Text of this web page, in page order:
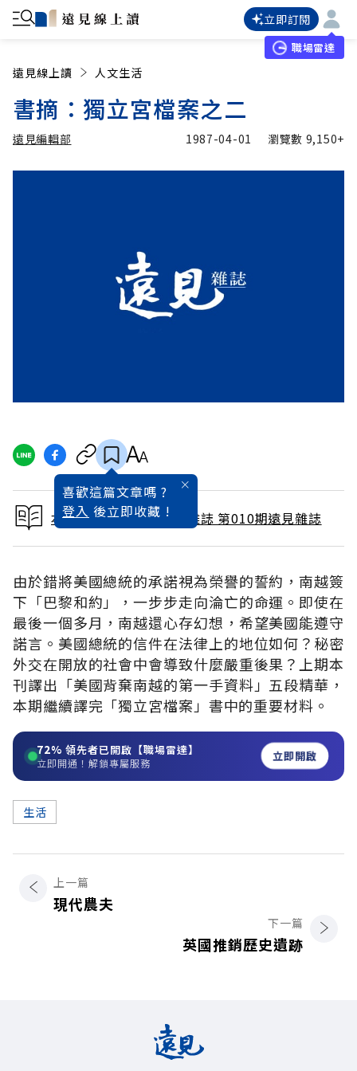
立即訂閱
職場雷達
遠見線上讀 人文生活
書摘：獨立宮檔案之二
遠見編輯部 1987-04-01 瀏覽數 9,150+
喜歡這篇文章嗎 ?
登入 後立即收藏 !
本文出自 1987 / 4月號雜誌 第010期遠見雜誌
由於錯將美國總統的承諾視為榮譽的誓約，南越簽
下「巴黎和約」，一步步走向淪亡的命運。即使在
最後一個多月，南越還心存幻想，希望美國能遵守
諾言。美國總統的信件在法律上的地位如何？秘密
外交在開放的社會中會導致什麼嚴重後果？上期本
刊譯出「美國背棄南越的第一手資料」五段精華，
本期繼續譯完「獨立宮檔案」書中的重要材料。
72% 領先者已開啟【職場雷達】
立即開通！解鎖專屬服務 立即開啟
生活
上一篇
現代農夫
下一篇
英國推銷歷史遺跡